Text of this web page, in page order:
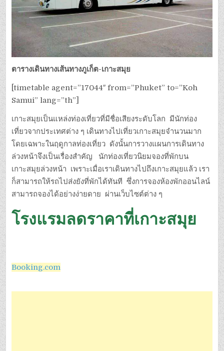
ตารางเดินทางเส้นทางภูเก็ต-เกาะสมุย
[timetable agent=”17044″ from=”Phuket” to=”Koh
Samui” lang=”th”]
เกาะสมุยเป็นแหล่งท่องเที่ยวที่มีชื่อเสียงระดับโลก มีนักท่อง
เที่ยวจากประเทศต่าง ๆ เดินทางไปเที่ยวเกาะสมุยจำนวนมาก
โดยเฉพาะในฤดูกาลท่องเที่ยว ดังนั้นการวางแผนการเดินทาง
ล่วงหน้าจึงเป็นเรื่องสำคัญ นักท่องเที่ยวนิยมจองที่พักบน
เกาะสมุยล่วงหน้า เพราะเมื่อเราเดินทางไปถึงเกาะสมุยแล้ว เรา
ก็สามารถให้รถไปส่งยังที่พักได้ทันที ซึ่งการจองห้องพักออนไลน์
สามารถจองได้อย่างง่ายดาย ผ่านเว็บไซต์ต่าง ๆ
โรงแรมลดราคาที่เกาะสมุย
Booking.com